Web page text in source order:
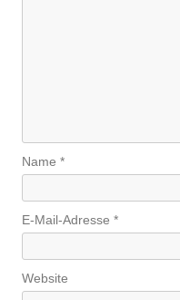
Name *
E-Mail-Adresse *
Website